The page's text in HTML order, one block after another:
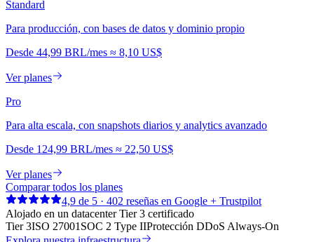
Standard
Para producción, con bases de datos y dominio propio
Desde 44,99 BRL/mes ≈ 8,10 US$
Ver planes
Pro
Para alta escala, con snapshots diarios y analytics avanzado
Desde 124,99 BRL/mes ≈ 22,50 US$
Ver planes
Comparar todos los planes
4,9 de 5 · 402 reseñas en Google + Trustpilot
Alojado en un datacenter Tier 3 certificado
Tier 3ISO 27001 SOC 2 Type IIProtección DDoS Always-On